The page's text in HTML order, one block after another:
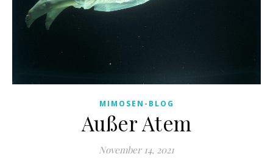
MIMOSEN-BLOG
Außer Atem
November 14, 2021